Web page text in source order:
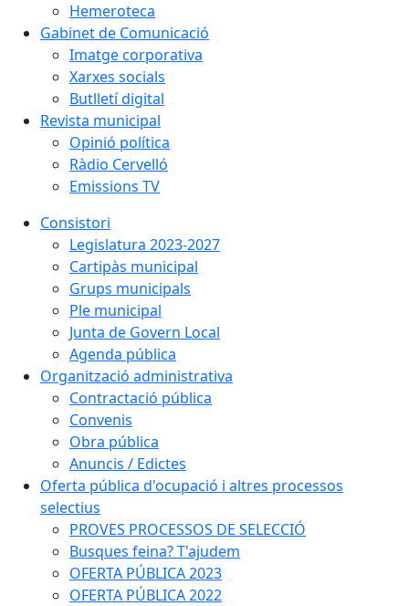
Hemeroteca
Gabinet de Comunicació
Imatge corporativa
Xarxes socials
Butlletí digital
Revista municipal
Opinió política
Ràdio Cervelló
Emissions TV
Consistori
Legislatura 2023-2027
Cartipàs municipal
Grups municipals
Ple municipal
Junta de Govern Local
Agenda pública
Organització administrativa
Contractació pública
Convenis
Obra pública
Anuncis / Edictes
Oferta pública d'ocupació i altres processos
selectius
PROVES PROCESSOS DE SELECCIÓ
Busques feina? T'ajudem
OFERTA PÚBLICA 2023
OFERTA PÚBLICA 2022